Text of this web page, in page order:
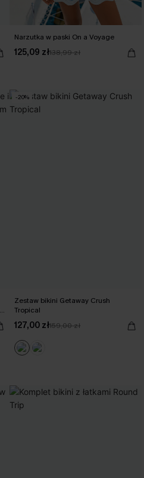
Narzutka w paski On a Voyage
125,09 zł138,99 zł
-20%
Zestaw bikini Getaway Crush
Tropical
127,00 zł159,00 zł